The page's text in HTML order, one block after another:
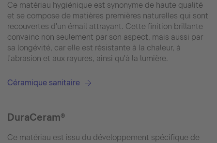
Ce matériau hygiénique est synonyme de haute qualité
et se compose de matières premières naturelles qui sont
recouvertes d'un émail attrayant. Cette finition brillante
convainc non seulement par son aspect, mais aussi par
sa longévité, car elle est résistante à la chaleur, à
l'abrasion et aux rayures, ainsi qu'à la lumière.
Céramique sanitaire
DuraCeram®
Ce matériau est issu du développement spécifique de